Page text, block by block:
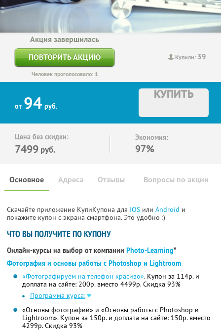
Купили: 39
Акция завершилась
ПОВТОРИТЬ АКЦИЮ
Человек проголосовало: 1
от 94 руб.
КУПИТЬ
Цена без скидки:
7499 руб.
Экономия:
97%
Основное Отзывы Вопросы по акции
Адреса
Скачайте приложение КупиКупона для IOS или Android и
покажите купон с экрана смартфона. Это удобно :)
ЧТО ВЫ ПОЛУЧИТЕ ПО КУПОНУ
Онлайн-курсы на выбор от компании Photo-Learning*
Фотография и основы работы с Photoshop и Lightroom
«Фотографируем на телефон красиво». Купон за 114р. и
доплата на сайте: 200р. вместо 4499р. Скидка 93%
Программа курса:
«Основы фотографии» и «Основы работы с Photoshop и
Lightroom». Купон за 150р. и доплата на сайте: 150р. вместо
4299р. Скидка 93%